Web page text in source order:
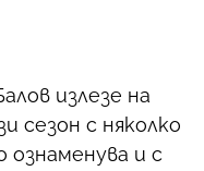
излезе на
сезон с няколко
ознаменува и с